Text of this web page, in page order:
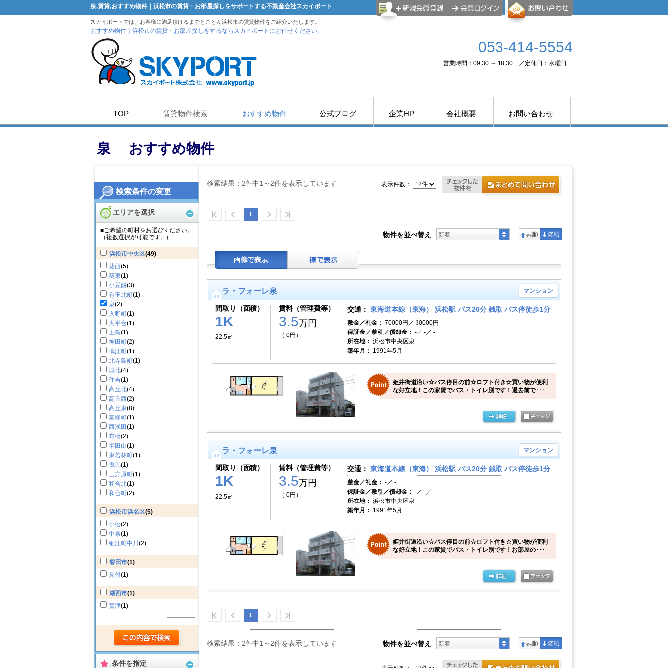
検索条件の変更
エリアを選択
■ご希望の町村をお選びください。
（複数選択が可能です。）
浜松市中央区(49)
葵西(5)
葵東(1)
小豆餅(3)
有玉北町(1)
泉(2)
入野町(1)
大平台(1)
上島(1)
神田町(2)
鴨江町(1)
北寺島町(1)
城北(4)
住吉(1)
高丘北(4)
高丘西(2)
高丘東(8)
富塚町(1)
西浅田(1)
布橋(2)
半田山(1)
東若林町(1)
曳馬(1)
三方原町(1)
和合北(1)
和合町(2)
浜松市浜名区(5)
小松(2)
中条(1)
細江町中川 (2)
磐田市(1)
見付(1)
湖西市(1)
鷲津(1)
条件を指定
泉,賃貸,おすすめ物件｜浜松市の賃貸・お部屋探しをサポートする不動産会社スカイポート
スカイポートでは、お客様に満足頂けるまでとことん浜松市の賃貸物件をご紹介いたします。
おすすめ物件｜浜松市の賃貸・お部屋探しをするならスカイポートにお任せください。
053-414-5554
営業時間：09:30 ～ 18:30 ／定休日：水曜日
TOP 賃貸物件検索 おすすめ物件 公式ブログ 企業HP 会社概要 お問い合わせ
泉 おすすめ物件
検索結果：2件中1～2件を表示しています
1
表示件数：
物件を並べ替え 新着
ラ・フォーレ泉 マンション
間取り（面積）
1K
22.5㎡
賃料（管理費等）
3.5万円
（ 0円）
交通： 東海道本線（東海） 浜松駅 バス20分 銭取 バス停徒歩1分
敷金／礼金： 70000円／ 30000円
保証金／敷引／償却金： -／ -／ -
所在地： 浜松市中央区泉
築年月： 1991年5月
姫井街道沿い☆バス停目の前☆ロフト付き☆買い物が便利
な好立地！この家賃でバス・トイレ別です！退去前で･･･
ラ・フォーレ泉 マンション
間取り（面積）
1K
22.5㎡
賃料（管理費等）
3.5万円
（ 0円）
交通： 東海道本線（東海） 浜松駅 バス20分 銭取 バス停徒歩1分
敷金／礼金： -／ -
保証金／敷引／償却金： -／ -／ -
所在地： 浜松市中央区泉
築年月： 1991年5月
姫井街道沿い☆バス停目の前☆ロフト付き☆買い物が便利
な好立地！この家賃でバス・トイレ別です！お部屋の･･･
物件を並べ替え 新着
1
検索結果：2件中1～2件を表示しています